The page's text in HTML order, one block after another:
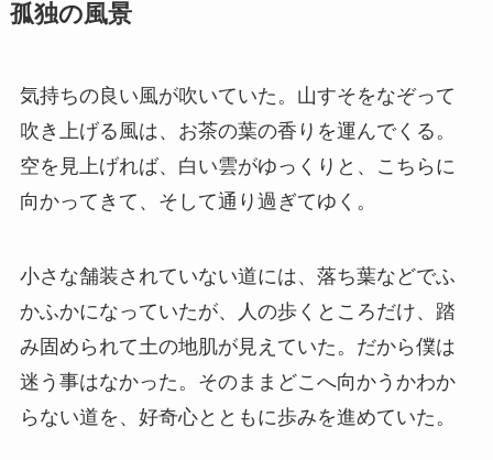
孤独の風景
気持ちの良い風が吹いていた。山すそをなぞって
吹き上げる風は、お茶の葉の香りを運んでくる。
空を見上げれば、白い雲がゆっくりと、こちらに
向かってきて、そして通り過ぎてゆく。
小さな舗装されていない道には、落ち葉などでふ
かふかになっていたが、人の歩くところだけ、踏
み固められて土の地肌が見えていた。だから僕は
迷う事はなかった。そのままどこへ向かうかわか
らない道を、好奇心とともに歩みを進めていた。